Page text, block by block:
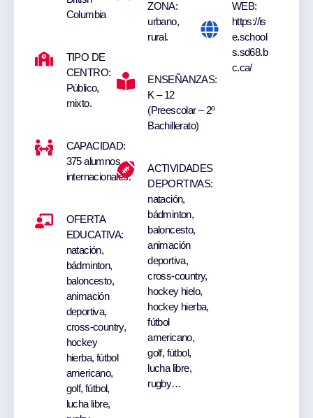
Columbia
TIPO DE
CENTRO:
Público,
mixto.
CAPACIDAD:
375 alumnos
internacionales.
OFERTA
EDUCATIVA:
natación,
bádminton,
baloncesto,
animación
deportiva,
cross-country,
hockey
hierba, fútbol
americano,
golf, fútbol,
lucha libre,
ZONA:
urbano,
rural.
ENSEÑANZAS:
K – 12
(Preescolar – 2º
Bachillerato)
ACTIVIDADES
DEPORTIVAS:
natación,
bádminton,
baloncesto,
animación
deportiva,
cross-country,
hockey hielo,
hockey hierba,
fútbol
americano,
golf, fútbol,
lucha libre,
rugby…
WEB:
https://is
e.school
s.sd68.b
c.ca/